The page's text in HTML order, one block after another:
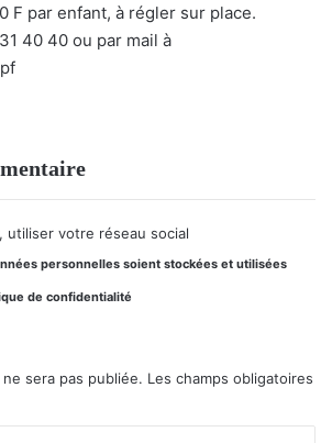
F par enfant, à régler sur place.
40 40 ou par mail à
utiliser votre réseau social
personnelles soient stockées et utilisées
de confidentialité
sera pas publiée. Les champs obligatoires